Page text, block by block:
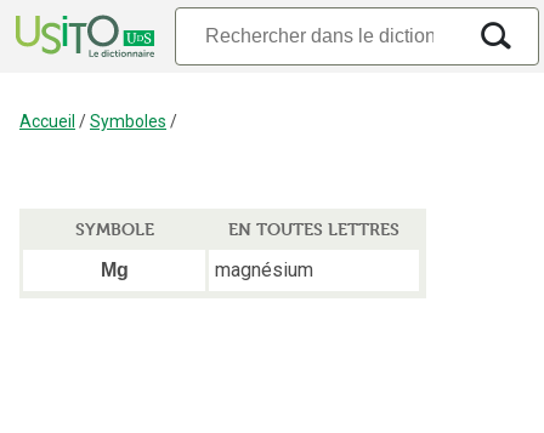
Accueil /Symboles /
SYMBOLE
EN TOUTES LETTRES
Mg
magnésium